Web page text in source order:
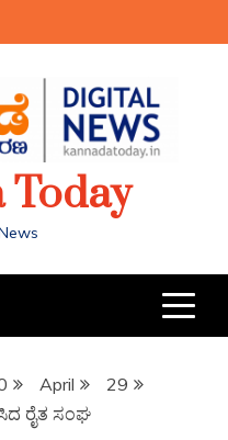
Today
April
29
ರೈತ ಸಂಘ